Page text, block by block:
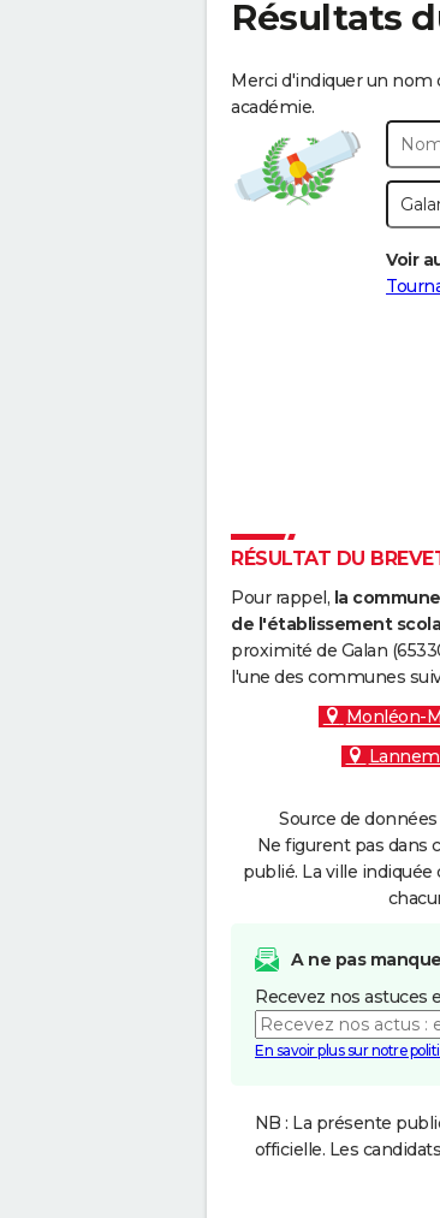
Résultats
Merci d'indiquer un nom
académie.
Voir
RÉSULTAT DU
Pour rappel, la
de l'établissement
proximité de Galan
l'une des communes
Monléon-
Source de
Ne figurent pas dans
publié. La ville
A ne pas
Recevez nos astuces
En savoir plus sur notre
NB : La présente
officielle. Les